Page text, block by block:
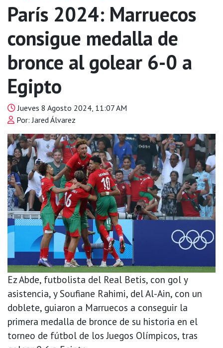
París 2024: Marruecos
consigue medalla de
bronce al golear 6-0 a
Egipto
Jueves 8 Agosto 2024, 11:07 AM
Por: Jared Álvarez
Ez Abde, futbolista del Real Betis, con gol y
asistencia, y Soufiane Rahimi, del Al-Ain, con un
doblete, guiaron a Marruecos a conseguir la
primera medalla de bronce de su historia en el
torneo de fútbol de los Juegos Olímpicos, tras